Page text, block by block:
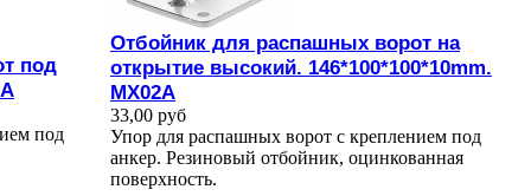
под
под
Отбойник для распашных ворот на
открытие высокий. 146*100*100*10mm.
MX02A
33,00 руб
Упор для распашных ворот с креплением под
анкер. Резиновый отбойник, оцинкованная
поверхность.